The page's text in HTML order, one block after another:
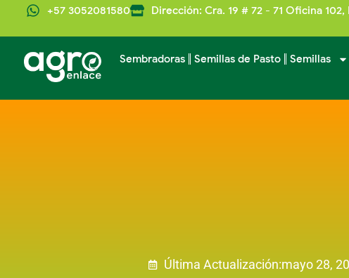
+57 3052081580 Dirección: Cra. 19 # 72 - 71 Oficina 102,
Sembradoras Semillas de Pasto Semillas
Última Actualización:mayo 28,